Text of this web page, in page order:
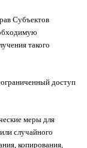
Субъектов
такого
доступ
меры для
случайного
копирования,